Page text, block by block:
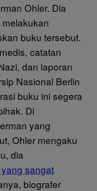
Ohler. Dia
buku tersebut.
catatan
dan laporan
Nasional Berlin
buku ini segera
Di
yang
Ohler mengaku
dia
yang sangat
biografer